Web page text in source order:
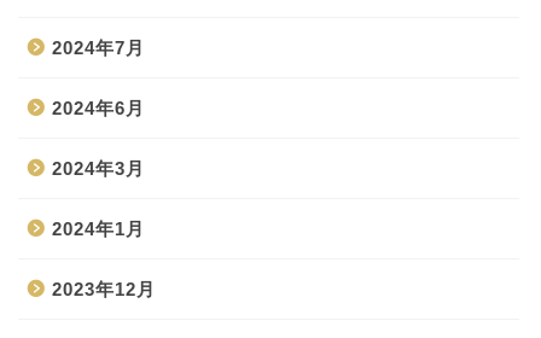
2024年7月
2024年6月
2024年3月
2024年1月
2023年12月